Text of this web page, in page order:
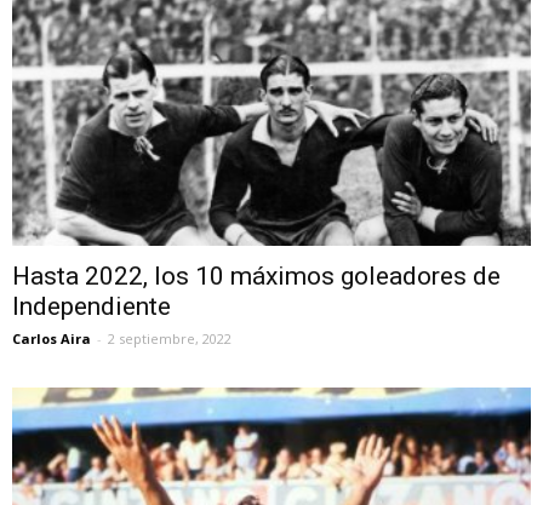
Hasta 2022, los 10 máximos goleadores de
Independiente
Carlos Aira - 2 septiembre, 2022